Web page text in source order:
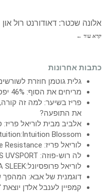
אלונה שכטר: דאודורנט רול און
קרא עוד ←
כתבות אחרונות
גלית גוטמן חוזרת
מריחים את הסוף: 46% יפסלו אתכם על חולצה מיוזעת
פריז בשיער: למה זה
את התופעה?
אלביב מבית לוריאל
Blossom
לוריאל פריז: Infallible Laque Resistance
לה רוש-פוזה: ANTHELIOS UVSPORT
לוריאל פרופסיונל:KERATIN ALPHA SLEEK
דוגמנית של אבא: המהפך
קמפיין לענבל אלדן